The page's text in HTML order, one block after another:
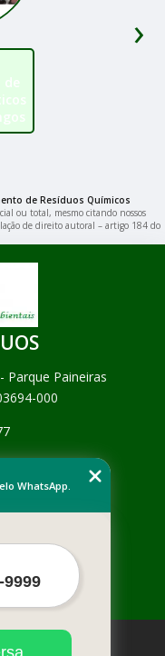
de
›
de Resíduos Químicos
ou total, mesmo citando nossos
de direito autoral – artigo 184 do
Parque Paineiras
000
direitos autorais.
WhatsApp.